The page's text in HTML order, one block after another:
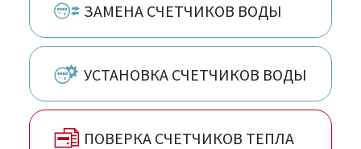
ЗАМЕНА СЧЕТЧИКОВ ВОДЫ
УСТАНОВКА СЧЕТЧИКОВ ВОДЫ
ПОВЕРКА СЧЕТЧИКОВ ТЕПЛА